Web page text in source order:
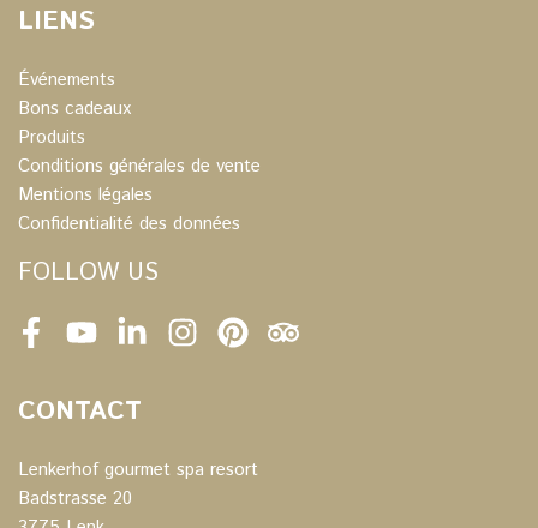
LIENS
Événements
Bons cadeaux
Produits
Conditions générales de vente
Mentions légales
Confidentialité des données
FOLLOW US
FacebookYoutubeLinkedInInstagramPinterestTripadvisor
CONTACT
Lenkerhof gourmet spa resort
Badstrasse 20